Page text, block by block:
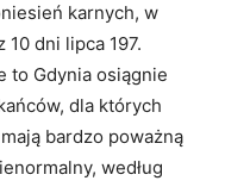
karnych, w
10 dni lipca 197.
to Gdynia osiągnie
dla których
bardzo poważną
według